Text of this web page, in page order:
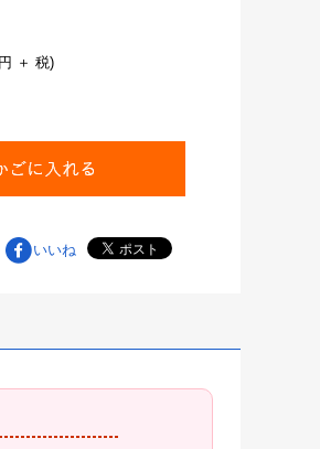
＋ 税)
いいね